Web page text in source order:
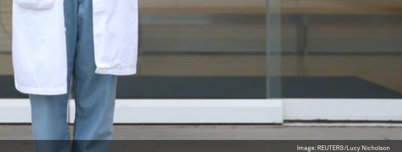
Image: REUTERS/Lucy Nicholson